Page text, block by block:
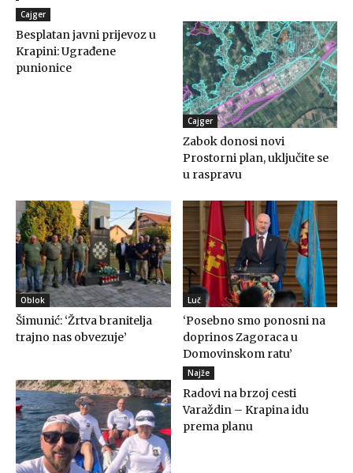
Cajger
Besplatan javni prijevoz u
Krapini: Ugrađene
punionice
Cajger
Zabok donosi novi
Prostorni plan, uključite se
u raspravu
Oblok
Šimunić: ‘Žrtva branitelja
trajno nas obvezuje’
Luč
‘Posebno smo ponosni na
doprinos Zagoraca u
Domovinskom ratu’
Najže
Radovi na brzoj cesti
Varaždin – Krapina idu
prema planu